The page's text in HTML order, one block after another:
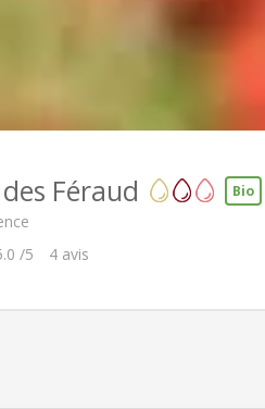
Féraud Bio
/5 4 avis